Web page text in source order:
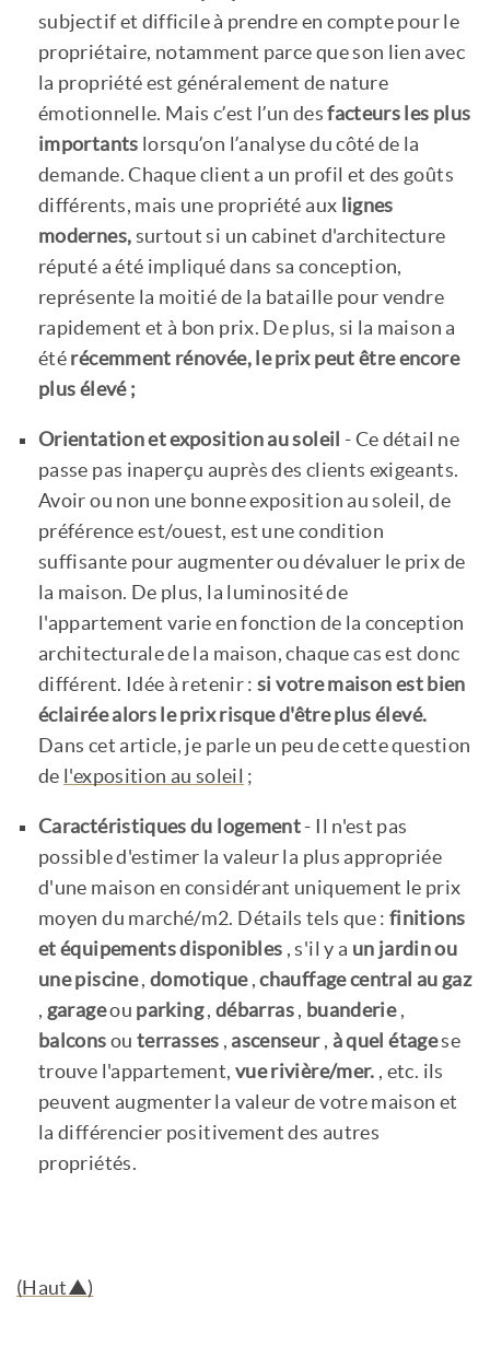
subjectif et difficile à prendre en compte pour le
propriétaire, notamment parce que son lien avec
la propriété est généralement de nature
émotionnelle. Mais c’est l’un desfacteurs les plus
importants lorsqu’on l’analyse du côté de la
demande. Chaque client a un profil et des goûts
différents, mais une propriété aux lignes
modernes, surtout si un cabinet d'architecture
réputé a été impliqué dans sa conception,
représente la moitié de la bataille pour vendre
rapidement et à bon prix. De plus, si la maison a
été récemment rénovée, le prix peut être encore
plus élevé ;
Orientation et exposition au soleil - Ce détail ne
passe pas inaperçu auprès des clients exigeants.
Avoir ou non une bonne exposition au soleil, de
préférence est/ouest, est une condition
suffisante pour augmenter ou dévaluer le prix de
la maison. De plus, la luminosité de
l'appartement varie en fonction de la conception
architecturale de la maison, chaque cas est donc
différent. Idée à retenir :si votre maison est bien
éclairée alors le prix risque d'être plus élevé.
Dans cet article, je parle un peu de cette question
de l'exposition au soleil ;
Caractéristiques du logement - Il n'est pas
possible d'estimer la valeur la plus appropriée
d'une maison en considérant uniquement le prix
moyen du marché/m2. Détails tels que :finitions
et équipements disponibles , s'il y a un jardin ou
une piscine,domotique,chauffage central au gaz
, garageou parking, débarras, buanderie,
balcons ou terrasses , ascenseur, à quel étagese
trouve l'appartement, vue rivière/mer. , etc. ils
peuvent augmenter la valeur de votre maison et
la différencier positivement des autres
propriétés.
(Haut▲)